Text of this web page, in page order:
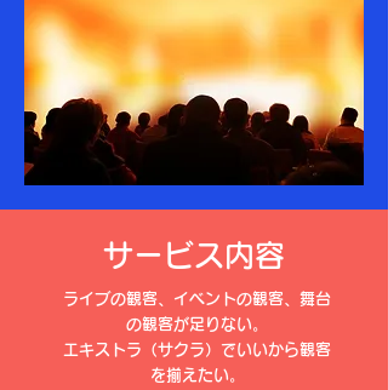
サービス内容
ライブの観客、イベントの観客、舞台
の観客が足りない​。
​エキストラ（サクラ）でいいから観客
を揃えたい。